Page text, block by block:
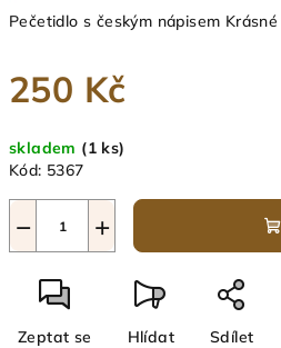
Pečetidlo s českým nápisem
250 Kč
cena:
skladem (1 ks)
Kód: 5367
+
−
Zeptat se Hlídat Sdílet